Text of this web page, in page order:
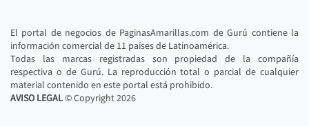
El portal de negocios de PaginasAmarillas.com de Gurú contiene la
información comercial de 11 países de Latinoamérica.
Todas las marcas registradas son propiedad de la compañía
respectiva o de Gurú. La reproducción total o parcial de cualquier
material contenido en este portal está prohibido.
AVISO LEGAL© Copyright2026